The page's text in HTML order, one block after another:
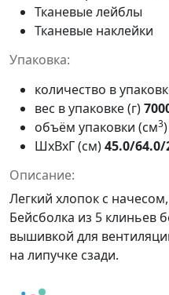
Тканевые лейблы
Тканевые наклейки
Упаковка:
количество в
вес в упаковке (г)
объём упаковки (см3)
ШxВxГ (см)45.0/64.0/
Описание:
Легкий хлопок с
Бейсболка из 5 клиньев
вышивкой для
на липучке сзади.